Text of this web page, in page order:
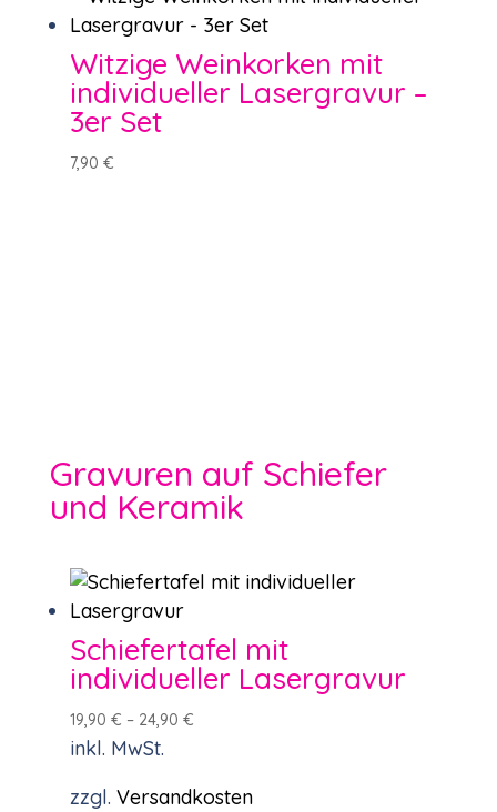
Witzige Weinkorken mit
individueller Lasergravur –
3er Set
7,90 €
Gravuren auf Schiefer
und Keramik
Schiefertafel mit
individueller Lasergravur
19,90 € – 24,90 €
inkl. MwSt.
zzgl. Versandkosten